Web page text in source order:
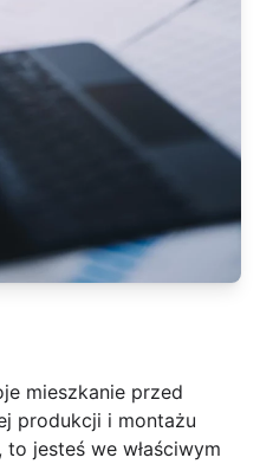
mieszkanie przed
produkcji i montażu
jesteś we właściwym